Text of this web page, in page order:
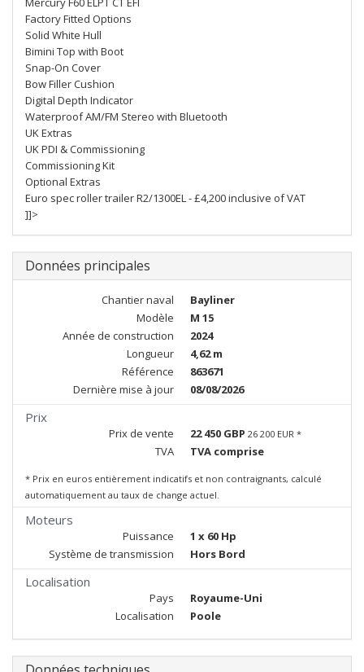
Factory Fitted Options
Solid White Hull
Bimini Top with Boot
Snap-On Cover
Bow Filler Cushion
Digital Depth Indicator
Waterproof AM/FM Stereo with Bluetooth
UK Extras
UK PDI & Commissioning
Commissioning Kit
Optional Extras
Euro spec roller trailer R2/1300EL - £4,200 inclusive of VAT
]]>
Données principales
Chantier naval
Bayliner
Modèle
M 15
Année de construction
2024
Longueur
4,62 m
Référence
863671
Dernière mise à jour
08/08/2026
Prix
Prix de vente 22 450 GBP 26 200 EUR *
TVA TVA comprise
* Prix en euros entièrement indicatifs et non contraignants, calculé
automatiquement au taux de change actuel.
Moteurs
Puissance
1 x 60 Hp
Système de transmission
Hors Bord
Localisation
Pays
Royaume-Uni
Localisation
Poole